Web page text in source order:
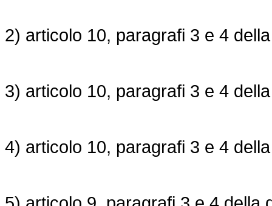
2) articolo 10, paragrafi 3 e 4
3) articolo 10, paragrafi 3 e 4
4) articolo 10, paragrafi 3 e 4